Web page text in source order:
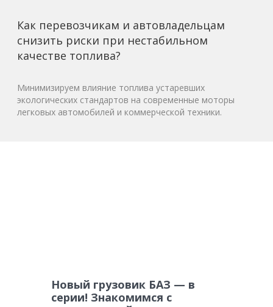
Как перевозчикам и автовладельцам
снизить риски при нестабильном
качестве топлива?
Минимизируем влияние топлива устаревших
экологических стандартов на современные моторы
легковых автомобилей и коммерческой техники.
Новый грузовик БАЗ — в
серии! Знакомимся с